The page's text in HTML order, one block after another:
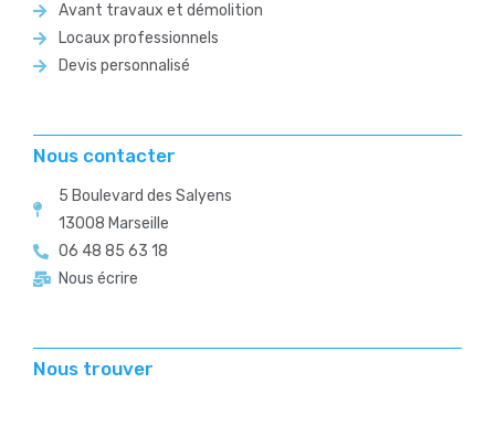
Avant travaux et démolition
Locaux professionnels
Devis personnalisé
Nous contacter
5 Boulevard des Salyens
13008 Marseille
06 48 85 63 18
Nous écrire
Nous trouver